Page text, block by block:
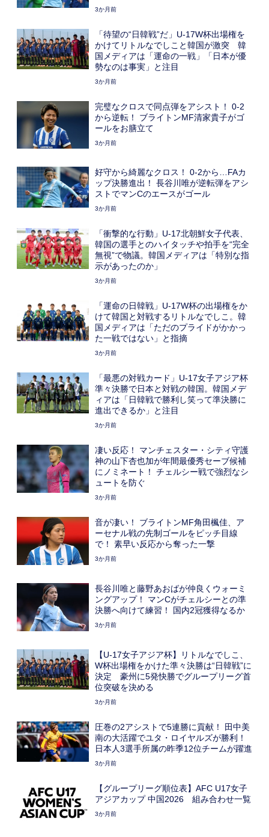
3か月前
「待望の“日韓戦”だ」U-17W杯出場権を
かけてリトルなでしこと韓国が激突 韓
国メディアは「運命の一戦」「日本が優
勢なのは事実」と注目
3か月前
完璧なクロスで同点弾をアシスト！ 0-2
から逆転！ ブライトンMF清家貴子がゴ
ールをお膳立て
3か月前
好守から綺麗なクロス！ 0-2から…FAカ
ップ決勝進出！ 長谷川唯が逆転弾をアシ
ストでマンCのエースがゴール
3か月前
「衝撃的な行動」U-17北朝鮮女子代表、
韓国の選手とのハイタッチや拍手を“完全
無視”で物議。韓国メディアは「特別な指
示があったのか」
3か月前
「運命の日韓戦」U-17W杯の出場権をか
けて韓国と対戦するリトルなでしこ。韓
国メディアは「ただのプライドがかかっ
た一戦ではない」と指摘
3か月前
「最悪の対戦カード」U-17女子アジア杯
準々決勝で日本と対戦の韓国。韓国メデ
ィアは「日韓戦で勝利し笑って準決勝に
進出できるか」と注目
3か月前
凄い反応！ マンチェスター・シティ守護
神の山下杏也加が年間最優秀セーブ候補
にノミネート！ チェルシー戦で強烈なシ
ュートを防ぐ
3か月前
音が凄い！ ブライトンMF角田楓佳、ア
ーセナル戦の先制ゴールをピッチ目線
で！ 素早い反応から奪った一撃
3か月前
長谷川唯と藤野あおばが仲良くウォーミ
ングアップ！ マンCがチェルシーとの準
決勝へ向けて練習！ 国内2冠獲得なるか
3か月前
【U-17女子アジア杯】リトルなでしこ、
W杯出場権をかけた準々決勝は“日韓戦”に
決定 豪州に5発快勝でグループリーグ首
位突破を決める
3か月前
圧巻の2アシストで5連勝に貢献！ 田中美
南の大活躍でユタ・ロイヤルズが勝利！
日本人3選手所属の昨季12位チームが躍進
3か月前
【グループリーグ順位表】AFC U17女子
アジアカップ 中国2026 組み合わせ一覧
3か月前